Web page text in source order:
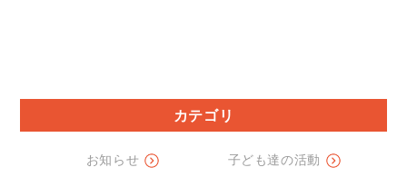
カテゴリ
お知らせ 子ども達の活動